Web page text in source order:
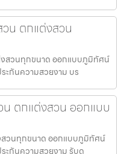
น ตกแต่งสวน
สวนทุกขนาด ออกแบบภูมิทัศน์
ะกันความสวยงาม บร
ตกแต่งสวน ออกแบบ
สวนทุกขนาด ออกแบบภูมิทัศน์
ะกันความสวยงาม รับดู